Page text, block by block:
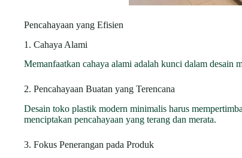
Pencahayaan yang Efisien
1. Cahaya Alami
Memanfaatkan cahaya alami adalah kunci dalam desain
2. Pencahayaan Buatan yang Terencana
Desain toko plastik modern minimalis harus
menciptakan pencahayaan yang terang dan merata.
3. Fokus Penerangan pada Produk